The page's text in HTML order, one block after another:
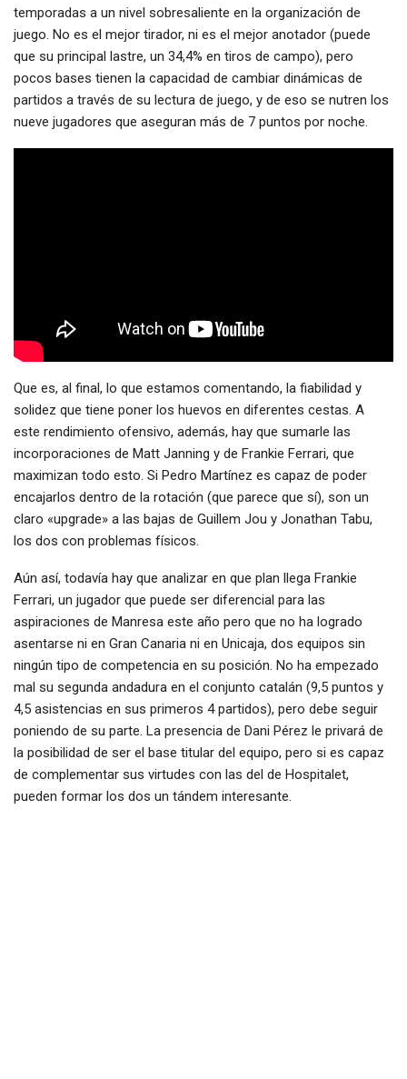
temporadas a un nivel sobresaliente en la organización de
juego. No es el mejor tirador, ni es el mejor anotador (puede
que su principal lastre, un 34,4% en tiros de campo), pero
pocos bases tienen la capacidad de cambiar dinámicas de
partidos a través de su lectura de juego, y de eso se nutren los
nueve jugadores que aseguran más de 7 puntos por noche.
Que es, al final, lo que estamos comentando, la fiabilidad y
solidez que tiene poner los huevos en diferentes cestas. A
este rendimiento ofensivo, además, hay que sumarle las
incorporaciones de Matt Janning y de Frankie Ferrari, que
maximizan todo esto. Si Pedro Martínez es capaz de poder
encajarlos dentro de la rotación (que parece que sí), son un
claro «upgrade» a las bajas de Guillem Jou y Jonathan Tabu,
los dos con problemas físicos.
Aún así, todavía hay que analizar en que plan llega Frankie
Ferrari, un jugador que puede ser diferencial para las
aspiraciones de Manresa este año pero que no ha logrado
asentarse ni en Gran Canaria ni en Unicaja, dos equipos sin
ningún tipo de competencia en su posición. No ha empezado
mal su segunda andadura en el conjunto catalán (9,5 puntos y
4,5 asistencias en sus primeros 4 partidos), pero debe seguir
poniendo de su parte. La presencia de Dani Pérez le privará de
la posibilidad de ser el base titular del equipo, pero si es capaz
de complementar sus virtudes con las del de Hospitalet,
pueden formar los dos un tándem interesante.